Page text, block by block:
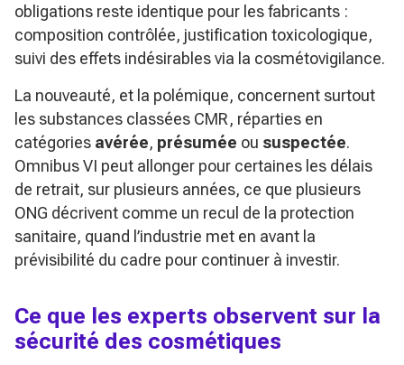
obligations reste identique pour les fabricants :
composition contrôlée, justification toxicologique,
suivi des effets indésirables via la cosmétovigilance.
La nouveauté, et la polémique, concernent surtout
les substances classées CMR, réparties en
catégories avérée, présumée ou suspectée.
Omnibus VI peut allonger pour certaines les délais
de retrait, sur plusieurs années, ce que plusieurs
ONG décrivent comme un recul de la protection
sanitaire, quand l’industrie met en avant la
prévisibilité du cadre pour continuer à investir.
Ce que les experts observent sur la
sécurité des cosmétiques